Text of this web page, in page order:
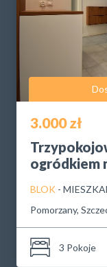
3.000 zł
ogródkiem
BLOK -
Pomorzany,
3 Pokoje